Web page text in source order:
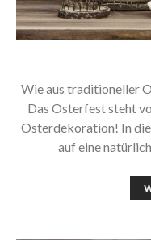
Wie aus traditioneller
Das Osterfest steht
Osterdekoration! In
auf eine